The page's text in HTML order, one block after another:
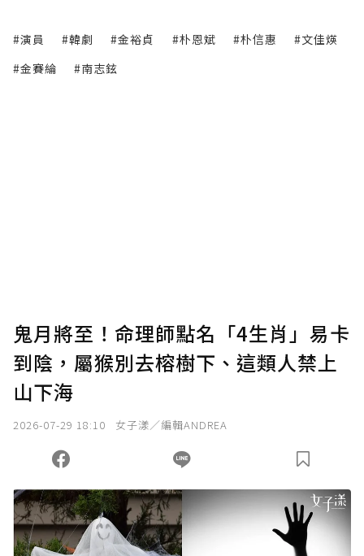
#演員 #韓劇 #金裕貞 #朴恩斌 #朴信惠
#文佳煐
#金賽綸
#南志鉉
鬼月將至！命理師點名「4生肖」易卡
到陰，屬猴別去榕樹下、這類人禁上
山下海
2026-07-29 18:10 女子漾／編輯ANDREA